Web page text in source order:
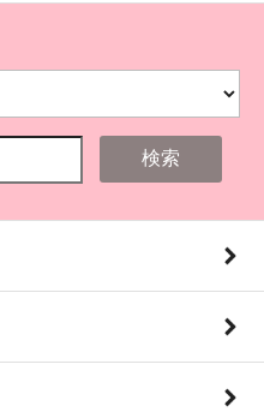
検索